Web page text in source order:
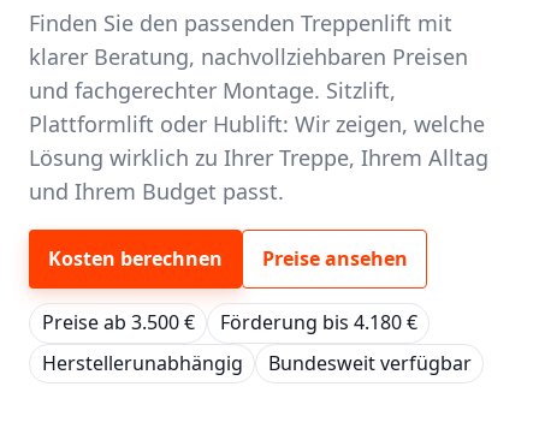
Finden Sie den passenden Treppenlift mit
klarer Beratung, nachvollziehbaren Preisen
und fachgerechter Montage. Sitzlift,
Plattformlift oder Hublift: Wir zeigen, welche
Lösung wirklich zu Ihrer Treppe, Ihrem Alltag
und Ihrem Budget passt.
Kosten berechnen Preise ansehen
Preise ab 3.500 €
Förderung bis 4.180 €
Herstellerunabhängig
Bundesweit verfügbar